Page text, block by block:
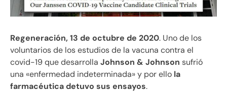
Regeneración, 13 de octubre de 2020. Uno de los
voluntarios de los estudios de la vacuna contra el
covid-19 que desarrolla Johnson & Johnson sufrió
una «enfermedad indeterminada» y por ello la
farmacéutica detuvo sus ensayos.